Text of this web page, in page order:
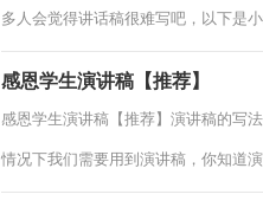
多人会觉得讲话稿很难写吧，以下是
感恩学生演讲稿【推荐】
感恩学生演讲稿【推荐】演讲稿的写
情况下我们需要用到演讲稿，你知道